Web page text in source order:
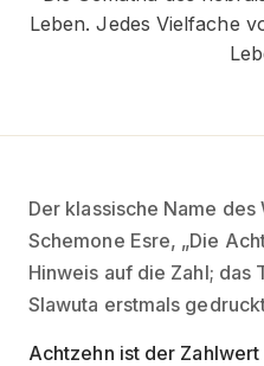
Leben. Jedes Vielfache
Der klassische Name
Schemone Esre, „Die
Hinweis auf die Zahl; das
Slawuta erstmals
Achtzehn ist der